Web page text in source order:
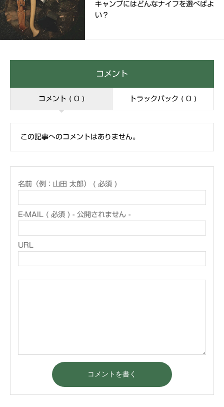
キャンプにはどんなナイフを選べばよ
い？
コメント
コメント ( 0 ) トラックバック ( 0 )
この記事へのコメントはありません。
名前（例：山田 太郎） ( 必須 )
E-MAIL ( 必須 ) - 公開されません -
URL
コメントを書く